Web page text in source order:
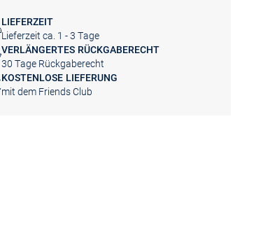
LIEFERZEIT
Lieferzeit ca. 1 - 3 Tage
VERLÄNGERTES RÜCKGABERECHT
30 Tage Rückgaberecht
KOSTENLOSE LIEFERUNG
mit dem Friends Club